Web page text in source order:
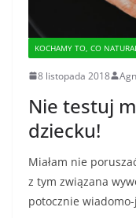
KOCHAMY TO, CO
8 listopada 2018
Nie testuj
dziecku!
Miałam nie
z tym związana
potocznie